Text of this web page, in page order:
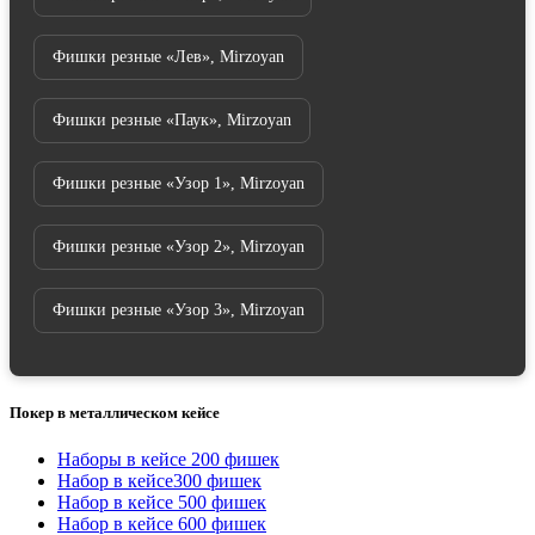
Фишки резные «Лев», Mirzoyan
Фишки резные «Паук», Mirzoyan
Фишки резные «Узор 1», Mirzoyan
Фишки резные «Узор 2», Mirzoyan
Фишки резные «Узор 3», Mirzoyan
Покер в металлическом кейсе
Наборы в кейсе 200 фишек
Набор в кейсе300 фишек
Набор в кейсе 500 фишек
Набор в кейсе 600 фишек